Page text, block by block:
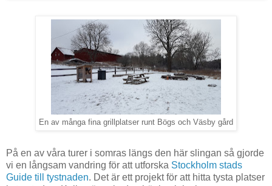
En av många fina grillplatser runt Bögs och Väsby gård
På en av våra turer i somras längs den här slingan så gjorde
vi en långsam vandring för att utforska Stockholm stads
Guide till tystnaden. Det är ett projekt för att hitta tysta platser